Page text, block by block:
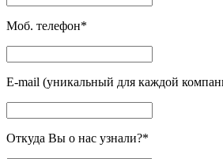
Моб. телефон*
E-mail (уникальный для каждой
Откуда Вы о нас узнали?*